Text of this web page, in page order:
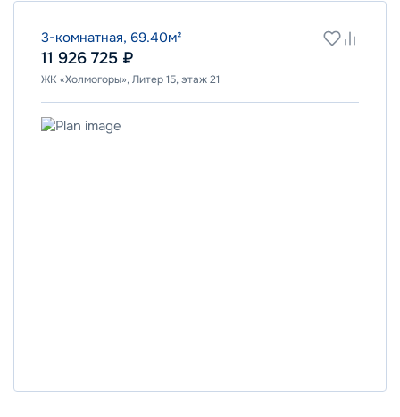
3-комнатная, 69.40м²
11 926 725 ₽
ЖК «Холмогоры», Литер 15, этаж 21